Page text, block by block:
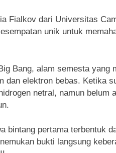
Fialkov dari Universitas
unik untuk
Bang, alam semesta yang
dan elektron bebas. Ketika
netral, namun belum
bintang pertama terbentuk
bukti langsung